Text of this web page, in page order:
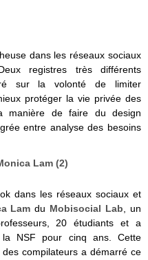
dans les réseaux sociaux
registres très différents
sur la volonté de limiter
protéger la vie privée des
manière de faire du design
entre analyse des besoins
dans les réseaux sociaux et
Lam du Mobisocial Lab , un
20 étudiants et a
NSF pour cinq ans. Cette
compilateurs a démarré ce